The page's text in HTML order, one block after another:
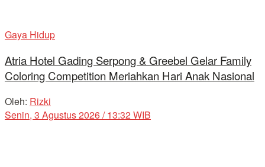
Gaya Hidup
Atria Hotel Gading Serpong & Greebel Gelar Family
Coloring Competition Meriahkan Hari Anak Nasional
Oleh: Rizki
Senin, 3 Agustus 2026 / 13:32 WIB